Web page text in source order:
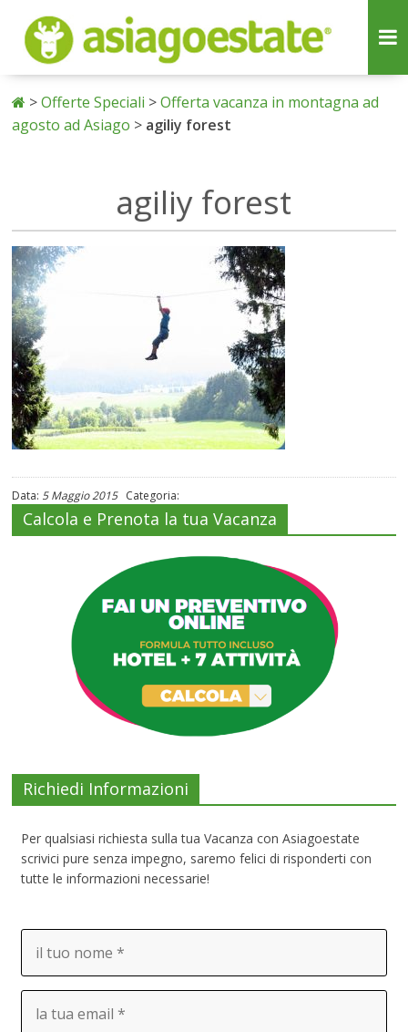
>Offerte Speciali >Offerta vacanza in montagna ad
agosto ad Asiago > agiliy forest
agiliy forest
Data: 5 Maggio 2015Categoria:
Calcola e Prenota la tua Vacanza
Richiedi Informazioni
Per qualsiasi richiesta sulla tua Vacanza con Asiagoestate
scrivici pure senza impegno, saremo felici di risponderti con
tutte le informazioni necessarie!